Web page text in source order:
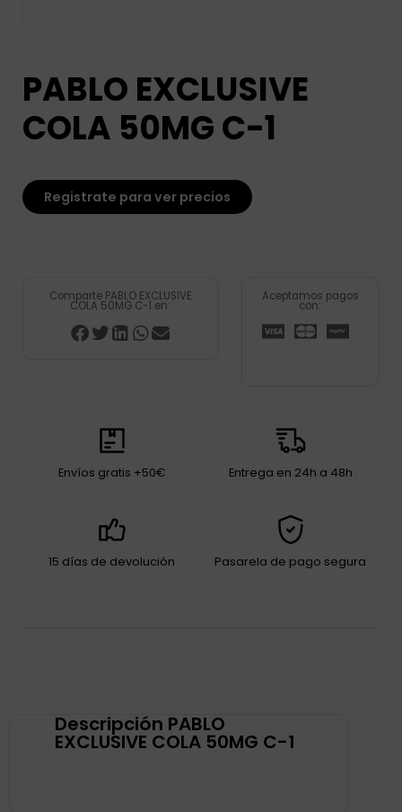
PABLO EXCLUSIVE
COLA 50MG C-1
Registrate para ver precios
Comparte PABLO EXCLUSIVE
COLA 50MG C-1 en:
Aceptamos pagos
con:
Envíos gratis +50€ Entrega en 24h a 48h
15 días de devolución Pasarela de pago segura
Descripción PABLO
EXCLUSIVE COLA 50MG C-1